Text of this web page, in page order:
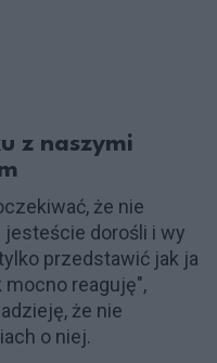
z naszymi
że nie
jesteście dorośli i wy
przedstawić jak ja
reaguję",
że nie
o niej.